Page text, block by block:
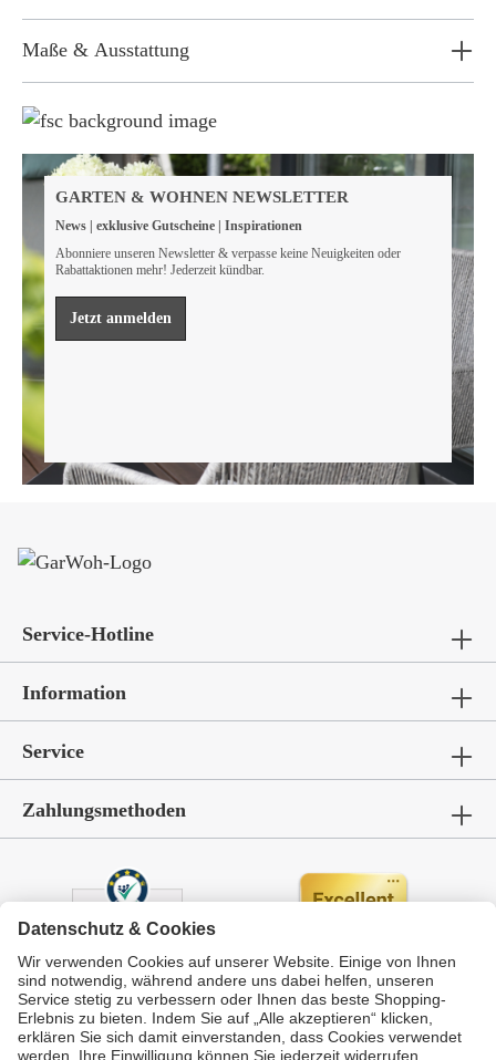
Maße & Ausstattung
Wir sind FSC® zertifiziert
leisten müssen, um unsere natürlichen Ressourcen zu
bewahren.
Mehr erfahren
GARTEN & WOHNEN NEWSLETTER
News | exklusive Gutscheine | Inspirationen
Abonniere unseren Newsletter & verpasse keine Neuigkeiten oder
Rabattaktionen mehr! Jederzeit kündbar.
Jetzt anmelden
Service-Hotline
Information
Service
Zahlungsmethoden